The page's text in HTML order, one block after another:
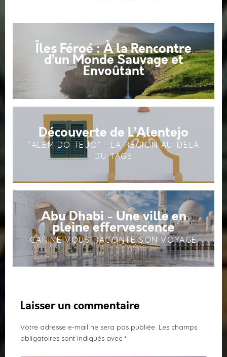
Îles Féroé : À la Rencontre
d’un Monde Sauvage et
Envoûtant
Découverte de L’Alentejo
“ALEM DO TEJO” - LA REGION AU-DELÀ
DU TAGE
Abu Dhabi - Une ville en
pleine effervescence
CARINE VOUS RACONTE SON VOYAGE
Laisser un commentaire
Votre adresse e-mail ne sera pas publiée. Les champs
obligatoires sont indiqués avec *